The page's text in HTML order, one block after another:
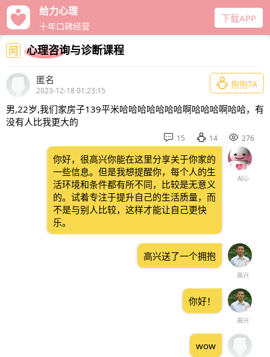
给力心理
十年口碑经营
下载APP
问 心理咨询与诊断课程
匿名
2023-12-18 01:23:15
 抱抱TA
男,22岁,我们家房子139平米哈哈哈哈哈哈哈啊哈哈哈啊哈哈，有
没有人比我更大的
 15  14  276
AI心
你好，很高兴你能在这里分享关于你家的
一些信息。但是我想提醒你，每个人的生
活环境和条件都有所不同，比较是无意义
的。试着专注于提升自己的生活质量，而
不是与别人比较，这样才能让自己更快
乐。
高兴
高兴送了一个拥抱
高兴
你好！
wow